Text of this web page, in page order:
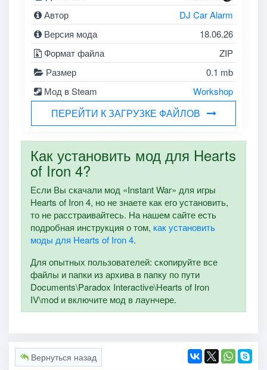
Автор
DJ Car Alarm
Версия мода
18.06.26
Формат файла
ZIP
Размер
0.1 mb
Мод в Steam
Workshop
ПЕРЕЙТИ К ЗАГРУЗКЕ ФАЙЛОВ
Как установить мод для Hearts
of Iron 4?
Если Вы скачали мод «Instant War» для игры
Hearts of Iron 4, но не знаете как его установить,
то не расстраивайтесь. На нашем сайте есть
подробная инструкция о том, как установить
моды для Hearts of Iron 4.
Для опытных пользователей: скопируйте все
файлы и папки из архива в папку по пути
Documents\Paradox Interactive\Hearts of Iron
IV\mod и включите мод в лаунчере.
Вернуться назад